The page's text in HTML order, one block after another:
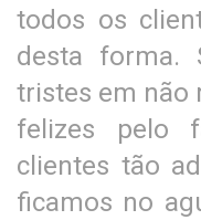
todos os
desta forma.
tristes em não
felizes pelo
clientes tão
ficamos no